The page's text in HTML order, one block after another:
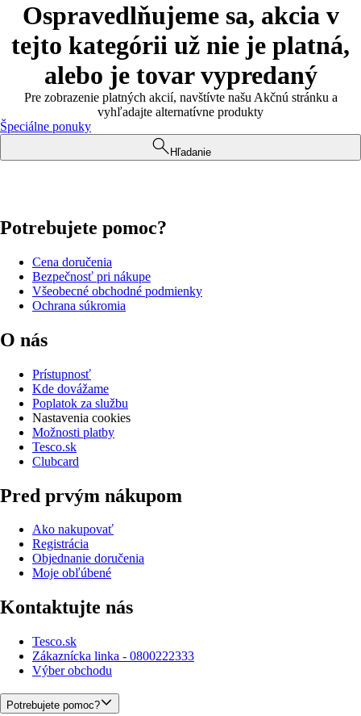
Ospravedlňujeme sa, akcia v
tejto kategórii už nie je platná,
alebo je tovar vypredaný
Pre zobrazenie platných akcií, navštívte našu Akčnú stránku a
vyhľadajte alternatívne produkty
Špeciálne ponuky
Hľadanie
Potrebujete pomoc?
Cena doručenia
Bezpečnosť pri nákupe
Všeobecné obchodné podmienky
Ochrana súkromia
O nás
Prístupnosť
Kde dovážame
Poplatok za službu
Nastavenia cookies
Možnosti platby
Tesco.sk
Clubcard
Pred prvým nákupom
Ako nakupovať
Registrácia
Objednanie doručenia
Moje obľúbené
Kontaktujte nás
Tesco.sk
Zákaznícka linka - 0800222333
Výber obchodu
Potrebujete pomoc?